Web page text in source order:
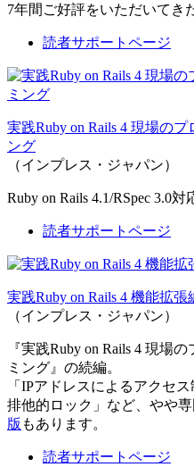
7年間ご好評をいただいてき
読者サポートページ
実践Ruby on Rails 4 現場の
ング
（インプレス・ジャパン）
Ruby on Rails 4.1/RSpec 3.0対
読者サポートページ
実践Ruby on Rails 4 機能拡張
（インプレス・ジャパン）
『実践Ruby on Rails 4 現場
ミング』の続編。
「IPアドレスによるアクセ
排他的ロック」など、やや
版 もあります。
読者サポートページ